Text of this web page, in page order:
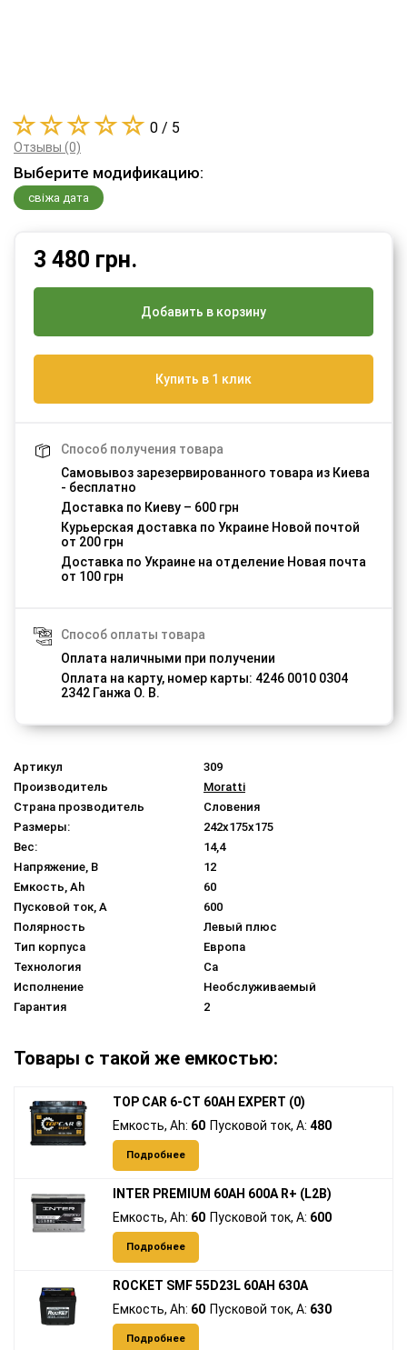
3 480 грн.
Добавить в корзину
Купить в 1 клик
Способ получения товара
Самовывоз зарезервированного товара из Киева
- бесплатно
Доставка по Киеву – 600 грн
Курьерская доставка по Украине Новой почтой
от 200 грн
Доставка по Украине на отделение Новая почта
от 100 грн
Способ оплаты товара
Оплата наличными при получении
Оплата на карту, номер карты: 4246 0010 0304
2342 Ганжа О. В.
0 / 5
Отзывы (0)
Выберите модификацию:
свіжа дата
Артикул
309
Производитель
Moratti
Страна прозводитель
Словения
Размеры:
242x175x175
Вес:
14,4
Напряжение, В
12
Емкость, Ah
60
Пусковой ток, A
600
Полярность
Левый плюс
Тип корпуса
Европа
Технология
Ca
Исполнение
Необслуживаемый
Гарантия
2
Товары с такой же емкостью:
TOP CAR 6-CT 60AH EXPERT (0)
Емкость, Ah: 60 Пусковой ток, A: 480
Подробнее
INTER PREMIUM 60AH 600A R+ (L2B)
Емкость, Ah: 60 Пусковой ток, A: 600
Подробнее
ROCKET SMF 55D23L 60AH 630A
Емкость, Ah: 60 Пусковой ток, A: 630
Подробнее